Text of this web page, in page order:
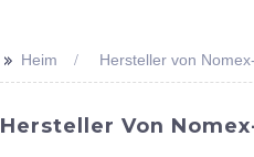
>> Heim Hersteller von
Hersteller Von